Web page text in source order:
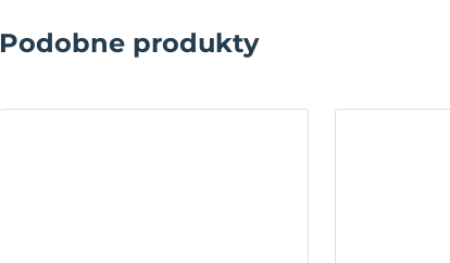
Podobne produkty